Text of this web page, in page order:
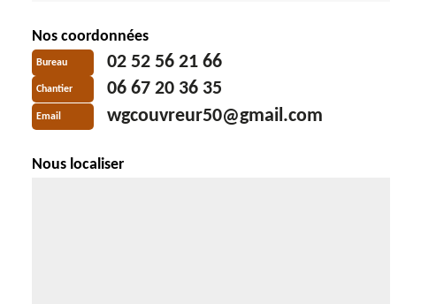
Nos coordonnées
Bureau 02 52 56 21 66
Chantier 06 67 20 36 35
Email wgcouvreur50@gmail.com
Nous localiser